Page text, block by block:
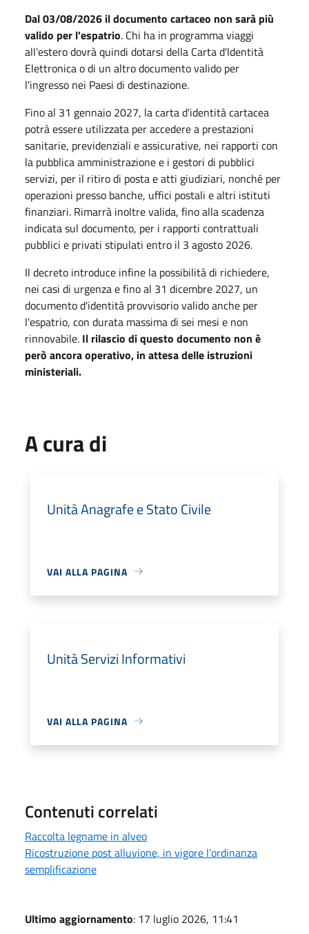
Dal 03/08/2026 il documento cartaceo non sarà più
valido per l'espatrio. Chi ha in programma viaggi
all'estero dovrà quindi dotarsi della Carta d'Identità
Elettronica o di un altro documento valido per
l'ingresso nei Paesi di destinazione.
Fino al 31 gennaio 2027, la carta d'identità cartacea
potrà essere utilizzata per accedere a prestazioni
sanitarie, previdenziali e assicurative, nei rapporti con
la pubblica amministrazione e i gestori di pubblici
servizi, per il ritiro di posta e atti giudiziari, nonché per
operazioni presso banche, uffici postali e altri istituti
finanziari. Rimarrà inoltre valida, fino alla scadenza
indicata sul documento, per i rapporti contrattuali
pubblici e privati stipulati entro il 3 agosto 2026.
Il decreto introduce infine la possibilità di richiedere,
nei casi di urgenza e fino al 31 dicembre 2027, un
documento d'identità provvisorio valido anche per
l'espatrio, con durata massima di sei mesi e non
rinnovabile. Il rilascio di questo documento non è
però ancora operativo, in attesa delle istruzioni
ministeriali.
A cura di
Unità Anagrafe e Stato Civile
VAI ALLA PAGINA
Unità Servizi Informativi
VAI ALLA PAGINA
Contenuti correlati
Raccolta legname in alveo
Ricostruzione post alluvione, in vigore l’ordinanza
semplificazione
Ultimo aggiornamento: 17 luglio 2026, 11:41